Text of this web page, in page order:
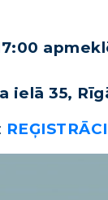
35,